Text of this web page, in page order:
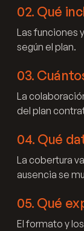
02. Qué
Las funciones
según el plan.
03.
La
del plan
04. Qué
La cobertura
ausencia se
05. Qué
El formato y